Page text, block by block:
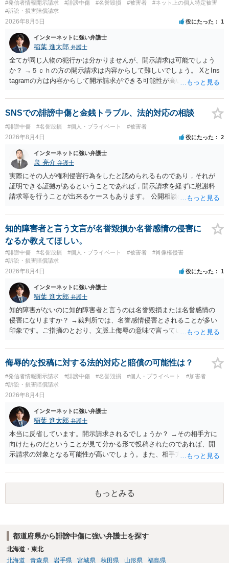
#発信者情報開示請求 #誹謗中傷 #名誉毀損 #被害者
#ネット上の個人特定被害
#訴訟・損害賠償請求
2026年8月5日 役にたった 1
インターネットに強い弁護士
稲葉 進太郎 弁護士
全てが同じ人物の犯行かは分かりませんが、開示請求は可能でしょう
か？ →５ｃｈの方の開示請求は内容からして難しいでしょう。 XとIns
tagramの方は内容からして開示請求ができる可能性が高いでしょう。
いでしょう。７月中にアカウントが削除されている場合、今から進め
ても失敗する可能性が高いように思われます。 相手を特定できた場
合、相手に全ての弁護士費用を負担させることは可能でしょうか？ →
訴訟外の交渉で相手方が認めれば負担させることができるでしょう。
訴訟で判決となった場合は、実際の弁護士費用が認められる場合と認
められない場合があり何ともいえないところでしょう。
SNSでの誹謗中傷と金銭トラブル、法的対応の相談
#誹謗中傷 #名誉毀損 #個人・プライベート #被害者
2026年8月4日 役にたった 2
インターネットに強い弁護士
泉 亮介 弁護士
実際にその人が権利侵害行為をしたと認められるものであり，それが
証明できる証拠があるということであれば，開示請求を経ずに慰謝料
請求等を行うことが出来るケースもあります。 公開相談の場では回答
に個別に相談されると良いでしょう。
知的障害者と言う文言が名誉毀損か名誉感情の侵害に
なるか教えてほしい。
#誹謗中傷 #名誉毀損 #個人・プライベート #被害者
#肖像権侵害
#訴訟・損害賠償請求
2026年8月4日 役にたった 1
インターネットに強い弁護士
稲葉 進太郎 弁護士
知的障害がないのに知的障害者と言うのは名誉毀損または名誉感情の
侵害になりますか？ →裁判所では、名誉感情侵害とされることが多い
印象です。ご指摘のとおり、文脈上侮辱の意味で言っている点も加味
侮辱的な投稿に対する法的対応と賠償の可能性は？
#発信者情報開示請求 #誹謗中傷 #名誉毀損 #個人・プライベート
#加害者
#訴訟・損害賠償請求
2026年8月4日
インターネットに強い弁護士
稲葉 進太郎 弁護士
本当に反省しています。開示請求されるでしょうか？ →その相手方に
向けたものだということが見て分かる形で投稿されたのであれば、開
示請求の対象となる可能性が高いでしょう。また、相手方の投稿した
と存じます。発信者情報開示請求が進むと、投稿に使った回線の契約
者のところに、意見照会がなされます。アカウント情報開示の場合
は、アカウントの登録メールに意見照会がなされます。 また、された
場合賠償金はいくらでしょうか。 →ケースバイケースであり、数万円
もっとみる
都道府県から誹謗中傷に強い弁護士を探す
北海道・東北
北海道
青森県 岩手県 宮城県 秋田県 山形県 福島県